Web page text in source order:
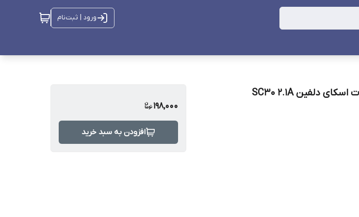
ورود | ثبت‌نام
198,000
افزودن به سبد خرید